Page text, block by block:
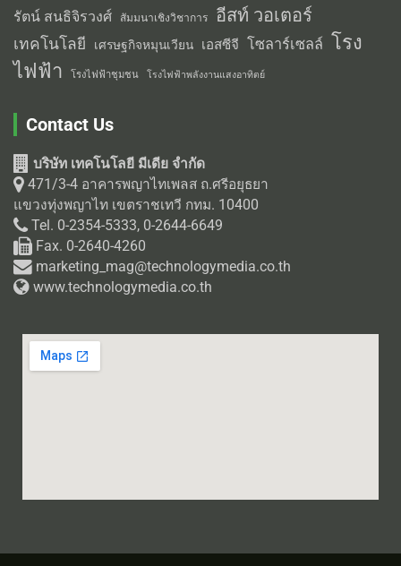
รัตน์ สนธิจิรวงศ์
สัมมนาเชิงวิชาการ อีสท์ วอเตอร์
เทคโนโลยี เศรษฐกิจหมุนเวียน เอสซีจี โซลาร์เซลล์ โรง
ไฟฟ้า
โรงไฟฟ้าชุมชน โรงไฟฟ้าพลังงานแสงอาทิตย์
Contact Us
บริษัท เทคโนโลยี มีเดีย จำกัด
471/3-4 อาคารพญาไทเพลส ถ.ศรีอยุธยา
แขวงทุ่งพญาไท เขตราชเทวี กทม. 10400
Tel. 0-2354-5333, 0-2644-6649
Fax. 0-2640-4260
marketing_mag@technologymedia.co.th
www.technologymedia.co.th